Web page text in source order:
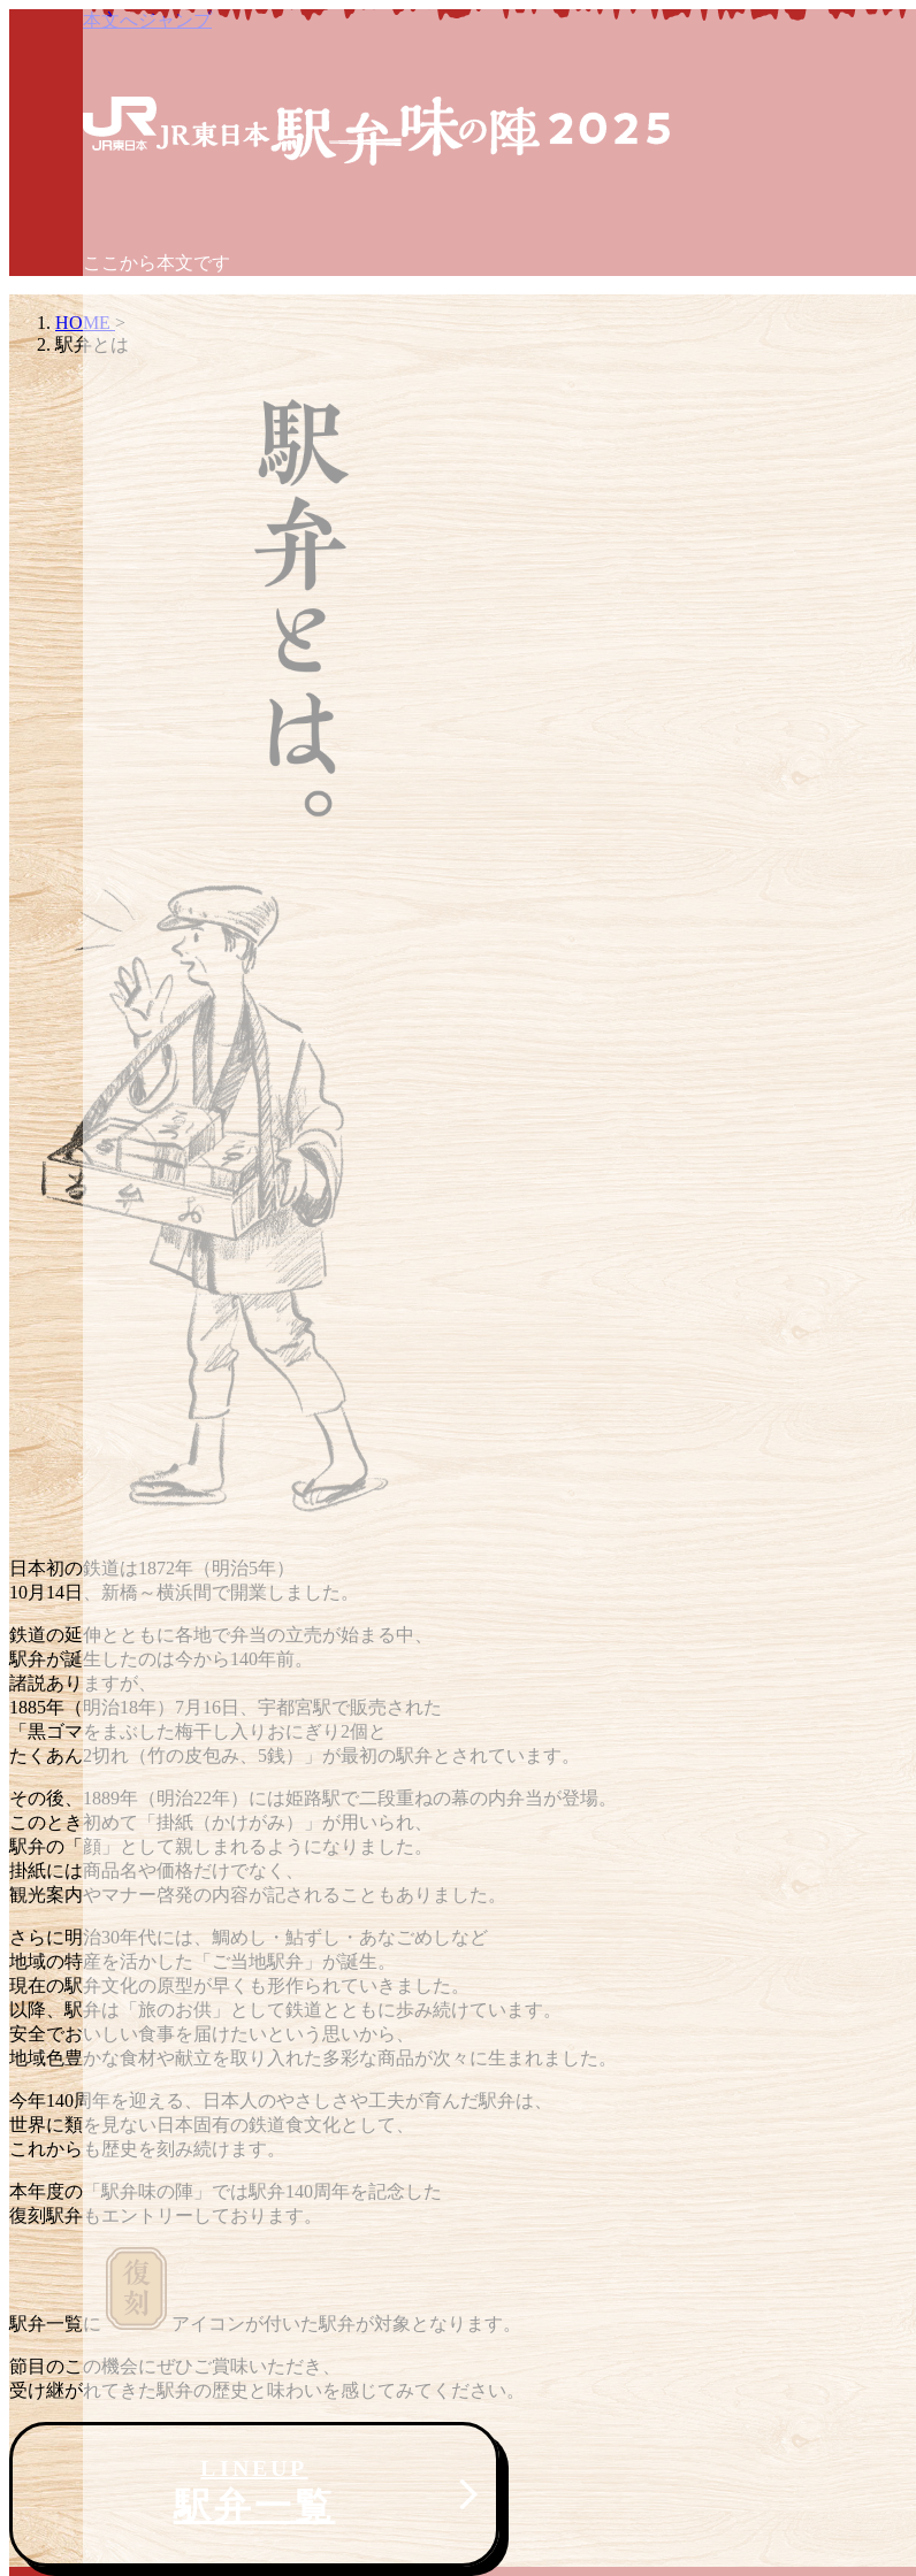
本文へジャンプ
ここから本文です
HOME >
駅弁とは
日本初の鉄道は1872年（明治5年）
10月14日、 新橋～横浜間で開業しました。
鉄道の延伸とともに各地で弁当の立売が始まる中、
駅弁が誕生したのは今から140年前。
諸説ありますが、
1885年（明治18年）7月16日、宇都宮駅で販売された
「黒ゴマをまぶした梅干し入りおにぎり2個と
たくあん2切れ（竹の皮包み、5銭）」が最初の駅弁とされています。
その後、1889年（明治22年）には姫路駅で二段重ねの幕の内弁当が登場。
このとき初めて「掛紙（かけがみ）」が用いられ、
駅弁の「顔」として親しまれるようになりました。
掛紙には商品名や価格だけでなく、
観光案内やマナー啓発の内容が記されることもありました。
さらに明治30年代には、 鯛めし・鮎ずし・あなごめしなど
地域の特産を活かした「ご当地駅弁」が誕生。
現在の駅弁文化の原型が早くも形作られていきました。
以降、駅弁は「旅のお供」として鉄道とともに歩み続けています。
安全でおいしい食事を届けたいという思いから、
地域色豊かな食材や献立を取り入れた多彩な商品が次々に生まれました。
今年140周年を迎える、日本人のやさしさや工夫が育んだ駅弁は、
世界に類を見ない日本固有の鉄道食文化として、
これからも歴史を刻み続けます。
本年度の「駅弁味の陣」では駅弁140周年を記念した
復刻駅弁もエントリーしております。
駅弁一覧に アイコンが付いた駅弁が対象となります。
節目のこの機会にぜひご賞味いただき、
受け継がれてきた駅弁の歴史と味わいを感じてみてください。
LINEUP
駅弁一覧